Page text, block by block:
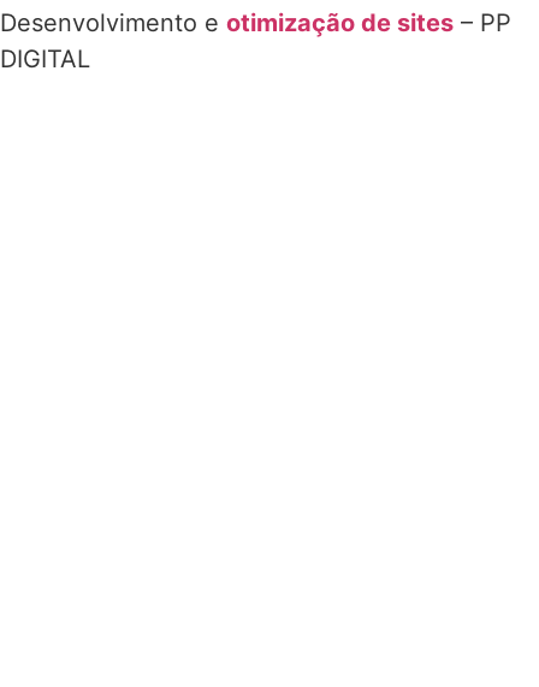
Desenvolvimento e otimização de sites – PP
DIGITAL